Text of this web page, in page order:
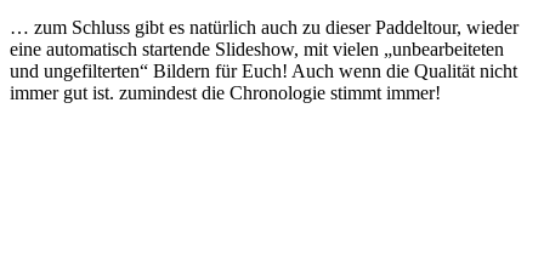
… zum Schluss gibt es natürlich auch zu dieser Paddeltour, wieder
eine automatisch startende Slideshow, mit vielen „unbearbeiteten
und ungefilterten“ Bildern für Euch! Auch wenn die Qualität nicht
immer gut ist. zumindest die Chronologie stimmt immer!